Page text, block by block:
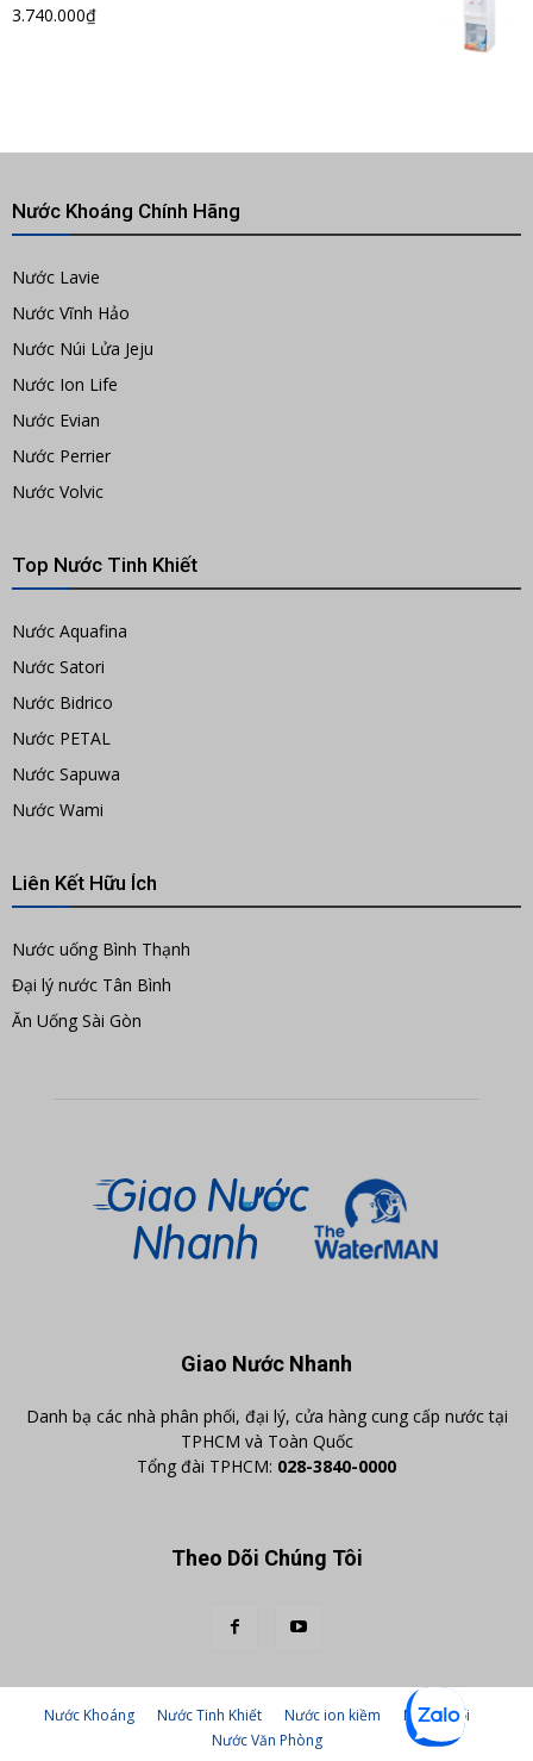
3.740.000₫
Nước Khoáng Chính Hãng
Nước Lavie
Nước Vĩnh Hảo
Nước Núi Lửa Jeju
Nước Ion Life
Nước Evian
Nước Perrier
Nước Volvic
Top Nước Tinh Khiết
Nước Aquafina
Nước Satori
Nước Bidrico
Nước PETAL
Nước Sapuwa
Nước Wami
Liên Kết Hữu Ích
Nước uống Bình Thạnh
Đại lý nước Tân Bình
Ăn Uống Sài Gòn
Giao Nước Nhanh
Danh bạ các nhà phân phối, đại lý, cửa hàng cung cấp nước tại
TPHCM và Toàn Quốc
Tổng đài TPHCM: 028-3840-0000
Theo Dõi Chúng Tôi
Nước Khoáng Nước Tinh Khiết Nước ion kiềm
Nước suối
Nước Văn Phòng